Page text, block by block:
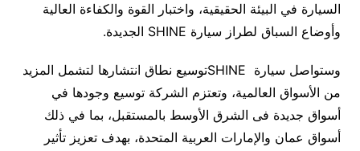
السيارة في البيئة الحقيقية، واختبار القوة والكفاءة العالية
وأوضاع السباق لطراز سيارة SHINE الجديدة.
وستواصل سيارة SHINEتوسيع نطاق انتشارها لتشمل المزيد
من الأسواق العالمية، وتعتزم الشركة توسيع وجودها في
أسواق جديدة فى الشرق الأوسط بالمستقبل، بما في ذلك
أسواق عمان والإمارات العربية المتحدة، بهدف تعزيز تأثير